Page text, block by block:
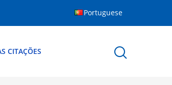
Portuguese
CITAÇÕES